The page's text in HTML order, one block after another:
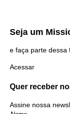
Seja um
e faça parte dessa
Acessar
Quer receber
Assine nossa